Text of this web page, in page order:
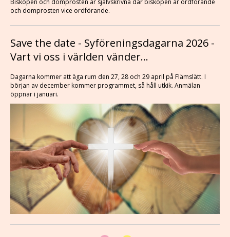
Biskopen och domprosten är självskrivna där biskopen är ordförande
och domprosten vice ordförande.
Save the date - Syföreningsdagarna 2026 -
Vart vi oss i världen vänder...
Dagarna kommer att äga rum den 27, 28 och 29 april på Flämslätt. I
början av december kommer programmet, så håll utkik. Anmälan
öppnar i januari.